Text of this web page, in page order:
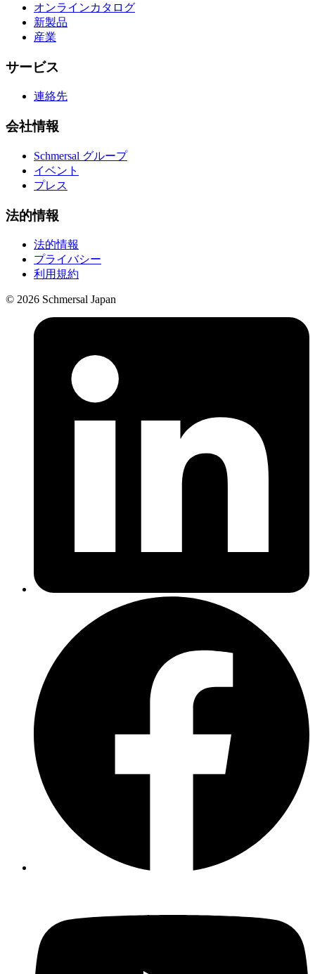
オンラインカタログ
新製品
産業
サービス
連絡先
会社情報
Schmersal グループ
イベント
プレス
法的情報
法的情報
プライバシー
利用規約
© 2026 Schmersal Japan